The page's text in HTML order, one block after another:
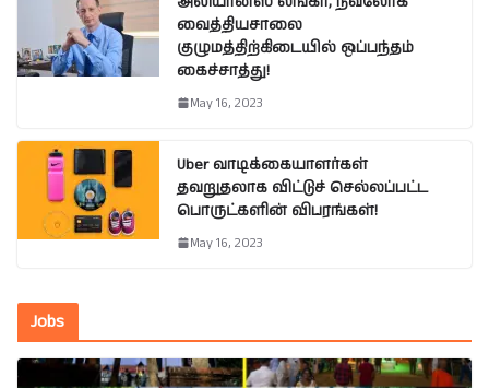
வைத்தியசாலை
குழுமத்திற்கிடையில் ஒப்பந்தம்
கைச்சாத்து!
May 16, 2023
Uber வாடிக்கையாளர்கள்
தவறுதலாக விட்டுச் செல்லப்பட்ட
பொருட்களின் விபரங்கள்!
May 16, 2023
Jobs